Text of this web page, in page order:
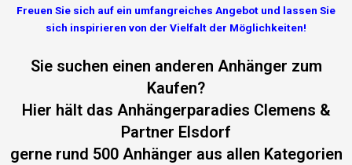
Freuen Sie sich auf ein umfangreiches Angebot und lassen Sie
sich inspirieren von der Vielfalt der Möglichkeiten!
Sie suchen einen anderen Anhänger zum
Kaufen?
Hier hält das Anhängerparadies Clemens &
Partner Elsdorf
gerne rund 500 Anhänger aus allen Kategorien